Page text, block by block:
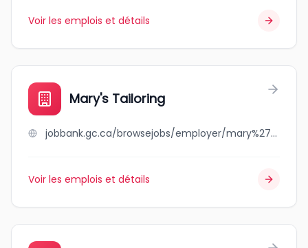
Voir les emplois et détails
Mary's Tailoring
jobbank.gc.ca/browsejobs/employer/mary%27s+tailoring/ca
Voir les emplois et détails